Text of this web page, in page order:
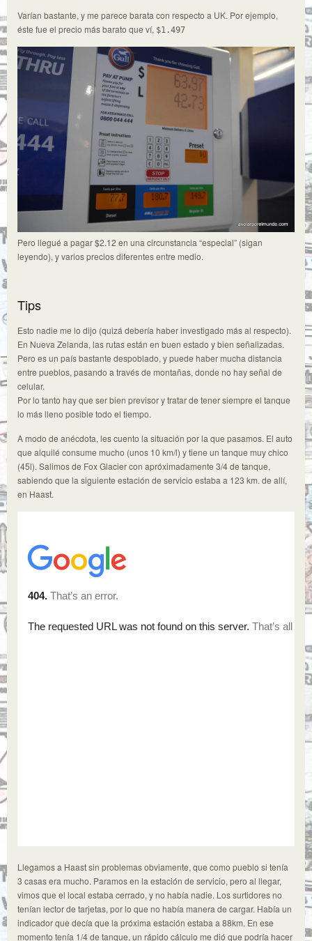
Varían bastante, y me parece barata con respecto a UK. Por ejemplo,
éste fue el precio más barato que ví, $1.497
Pero llegué a pagar $2.12 en una circunstancia “especial” (sigan
leyendo), y varios precios diferentes entre medio.
Tips
Esto nadie me lo dijo (quizá debería haber investigado más al respecto).
En Nueva Zelanda, las rutas están en buen estado y bien señalizadas.
Pero es un país bastante despoblado, y puede haber mucha distancia
entre pueblos, pasando a través de montañas, donde no hay señal de
celular.
Por lo tanto hay que ser bien previsor y tratar de tener siempre el tanque
lo más lleno posible todo el tiempo.
A modo de anécdota, les cuento la situación por la que pasamos. El auto
que alquilé consume mucho (unos 10 km/l) y tiene un tanque muy chico
(45l). Salimos de Fox Glacier con apróximadamente 3/4 de tanque,
sabiendo que la siguiente estación de servicio estaba a 123 km. de allí,
en Haast.
Llegamos a Haast sin problemas obviamente, que como pueblo si tenía
3 casas era mucho. Paramos en la estación de servicio, pero al llegar,
vimos que el local estaba cerrado, y no había nadie. Los surtidores no
tenían lector de tarjetas, por lo que no había manera de cargar. Había un
indicador que decía que la próxima estación estaba a 88km. En ese
momento tenía 1/4 de tanque, un rápido cálculo me dió que podría hacer